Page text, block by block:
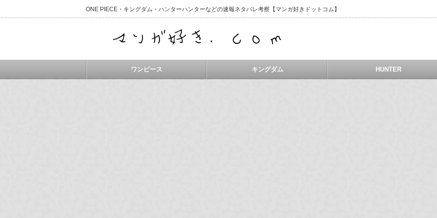
ONE PIECE・キングダム・ハンターハンターなどの速報ネタバレ考察【マンガ好きドットコム】
ワンピース キングダム HUNTER